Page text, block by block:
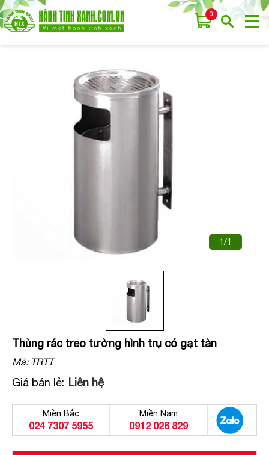
0
1/1
Thùng rác treo tường hình trụ có gạt tàn
Mã:TRTT
Giá bán lẻ: Liên hệ
Miền Bắc
024 7307 5955
Miền Nam
0912 026 829